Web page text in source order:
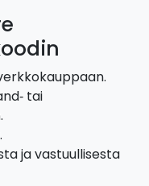
tai
ja vastuullisesta